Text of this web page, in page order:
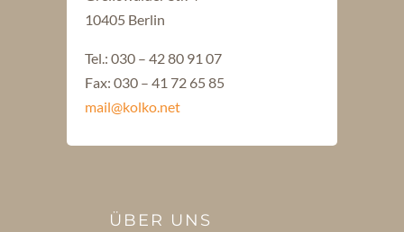
10405 Berlin
Tel.: 030 – 42 80 91 07
Fax: 030 – 41 72 65 85
mail@kolko.net
ÜBER UNS